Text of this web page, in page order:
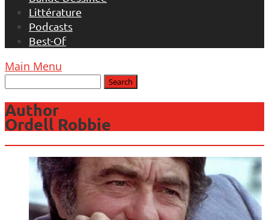
Littérature
Podcasts
Best-Of
Main Menu
Author
Ordell Robbie